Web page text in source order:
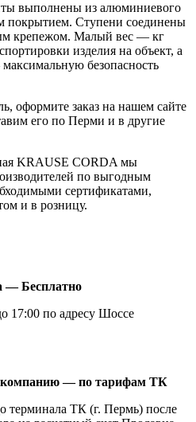
выполнены из алюминиевого
покрытием. Ступени соединены
крепежом. Малый вес — кг
изделия на объект, а
безопасность
оформите заказ на нашем сайте
его по Перми и в другие
KRAUSE CORDA мы
по выгодным
сертификатами,
и в розницу.
— Бесплатно
17:00 по адресу Шоссе
компанию — по тарифам ТК
терминала ТК (г. Пермь) после